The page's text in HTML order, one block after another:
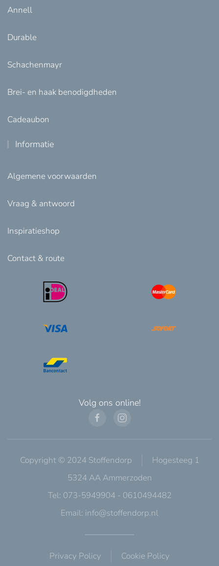
Annell
Durable
Schachenmayr
Brei- en haak benodigdheden
Cadeaubon
Informatie
Algemene voorwaarden
Vraag & antwoord
Inspiratieshop
Contact & route
Volg ons online!
Copyright © 2024 Stoffendorp
Hogesteeg 1
5324 AA Ammerzoden
Tel: 073-5949904 - 0610494482
Email: info@stoffendorp.nl
Privacy Policy Cookie Policy